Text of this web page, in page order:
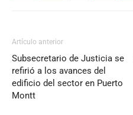
Artículo anterior
Subsecretario de Justicia se
refirió a los avances del
edificio del sector en Puerto
Montt